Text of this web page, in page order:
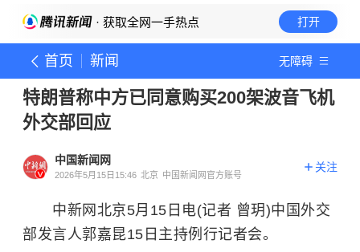
· 获取全网一手热点 打开
首页 新闻 无障碍
特朗普称中方已同意购买200架波音飞机
外交部回应
中国新闻网
2026年5月15日15:46 北京 中国新闻网官方账号
关注
中新网北京5月15日电(记者 曾玥)中国外交
部发言人郭嘉昆15日主持例行记者会。